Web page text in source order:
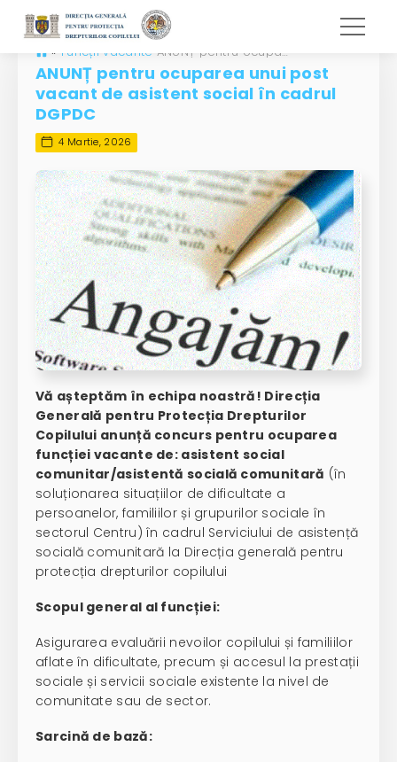
» Funcții vacante ANUNȚ pentru ocuparea unui post vacant de asistent social în cadrul DGPDC
ANUNȚ pentru ocuparea unui post
vacant de asistent social în cadrul
DGPDC
4 Martie, 2026
Vă așteptăm în echipa noastră! Direcția
Generală pentru Protecția Drepturilor
Copilului anunță concurs pentru ocuparea
funcției vacante de: asistent social
comunitar/asistentă socială comunitară (în
soluționarea situațiilor de dificultate a
persoanelor, familiilor și grupurilor sociale în
sectorul Centru) în cadrul Serviciului de asistență
socială comunitară la Direcția generală pentru
protecția drepturilor copilului
Scopul general al funcției:
Asigurarea evaluării nevoilor copilului și familiilor
aflate în dificultate, precum și accesul la prestații
sociale și servicii sociale existente la nivel de
comunitate sau de sector.
Sarcină de bază: